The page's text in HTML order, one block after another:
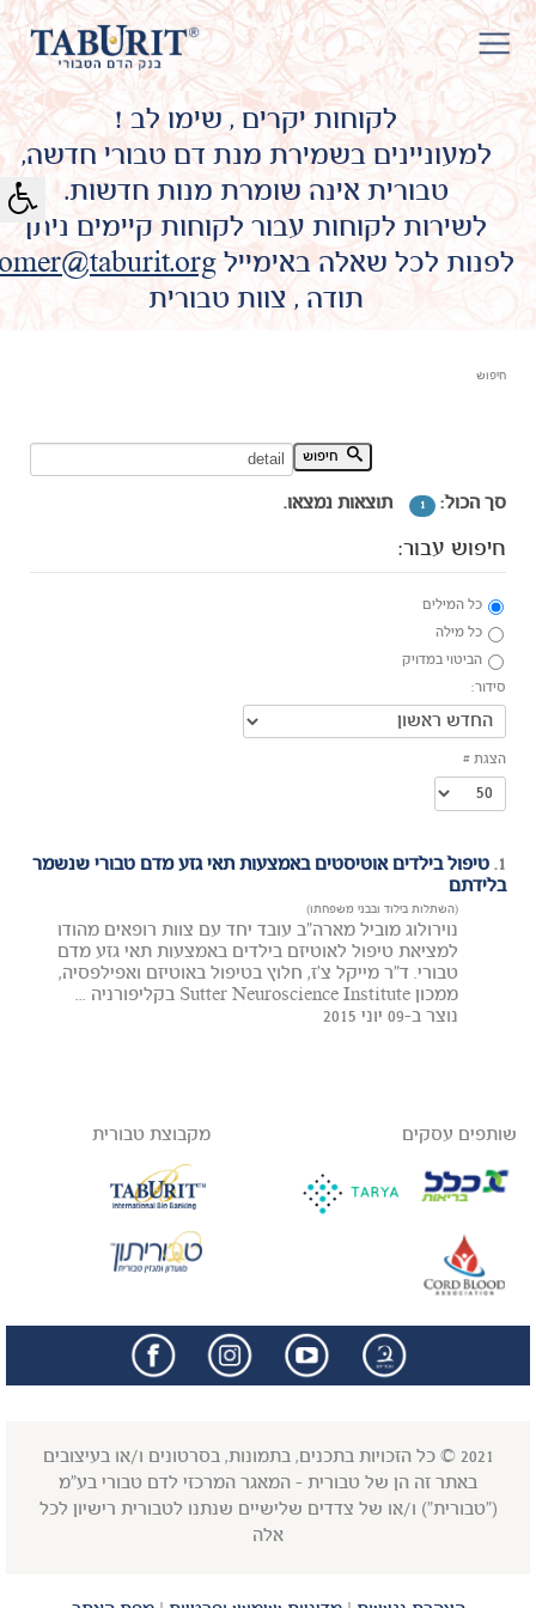
לקוחות יקרים , שימו לב !
למעוניינים בשמירת מנת דם טבורי חדשה,
טבורית אינה שומרת מנות חדשות.
לשירות לקוחות עבור לקוחות קיימים ניתן
לפנות לכל שאלה באימייל
תודה , צוות טבורית
חיפוש
חיפוש מילת מפתח:
סך הכול: 1 תוצאות נמצאו.
חיפוש עבור:
כל המילים
כל מילה
הביטוי במדויק
סידור:
הצגת #
1. טיפול בילדים אוטיסטים באמצעות תאי גזע מדם טבורי שנשמר
בלידתם
(השתלות בילוד ובבני משפחתו)
נוירולוג מוביל מארה"ב עובד יחד עם צוות רופאים מהודו
למציאת טיפול לאוטיזם בילדים באמצעות תאי גזע מדם
טבורי. ד"ר מייקל צ'ז, חלוץ בטיפול באוטיזם ואפילפסיה,
ממכון Sutter Neuroscience Institute בקליפורניה ...
נוצר ב-09 יוני 2015
שותפים עסקים מקבוצת טבורית
2021 © כל הזכויות בתכנים, בתמונות, בסרטונים ו/או בעיצובים
באתר זה הן של טבורית - המאגר המרכזי לדם טבורי בע"מ
("טבורית") ו/או של צדדים שלישיים שנתנו לטבורית רישיון לכל
אלה